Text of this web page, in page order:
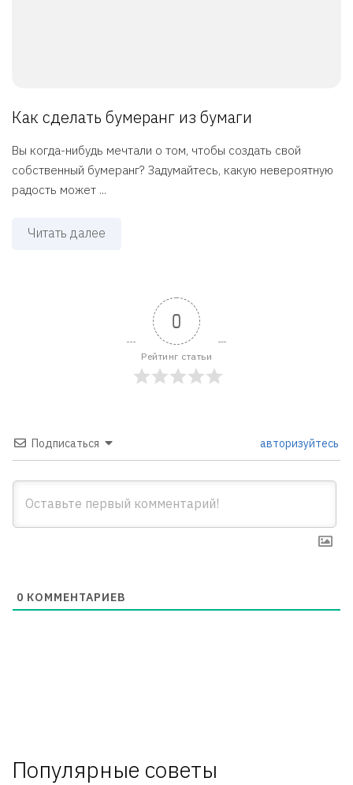
Как сделать бумеранг из бумаги
Вы когда-нибудь мечтали о том, чтобы создать свой
собственный бумеранг? Задумайтесь, какую невероятную
радость может ...
Читать далее
0
Рейтинг статьи
Подписаться авторизуйтесь
0 КОММЕНТАРИЕВ
Популярные советы